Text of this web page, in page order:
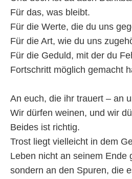
Für das, was bleibt.
Für die Werte, die du uns
Für die Art, wie du uns
Für die Geduld, mit der du
Fortschritt möglich gemacht
An euch, die ihr trauert – an
Wir dürfen weinen, und wir
Beides ist richtig.
Trost liegt vielleicht in dem
Leben nicht an seinem Ende
sondern an den Spuren, die